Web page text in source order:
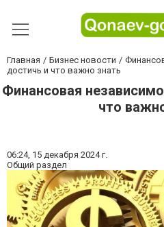
Главная Бизнес новости
достичь и что важно знать
Финансовая
что
06:24, 15 декабря 2024 г.
Общий раздел